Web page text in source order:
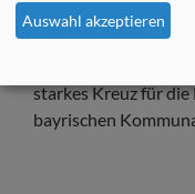
Veranstaltet wurde
Lutherischen
dem
starkes Kreuz für
bayrischen
Auswahl akzeptieren